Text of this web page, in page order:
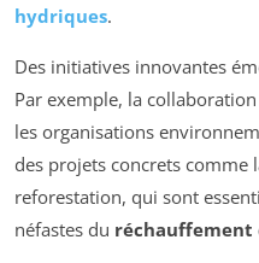
hydriques.
Des initiatives innovantes
Par exemple, la
les organisations
des projets concrets comme
reforestation, qui sont
néfastes du